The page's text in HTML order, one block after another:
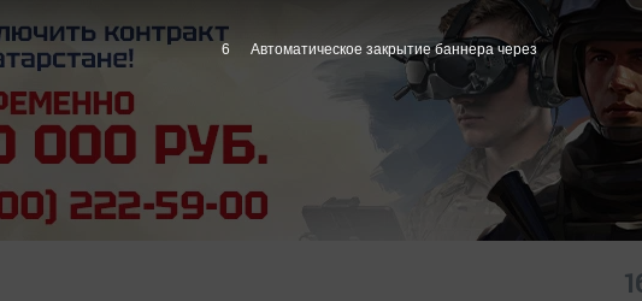
5 Автоматическое закрытие баннера через